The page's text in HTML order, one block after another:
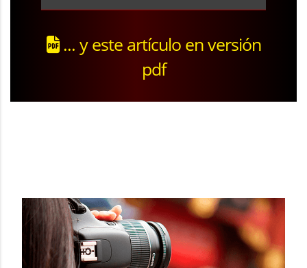
... y este artículo en versión
pdf